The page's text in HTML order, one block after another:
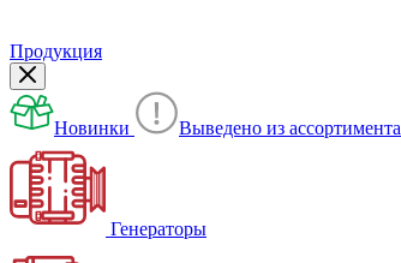
Продукция
Новинки Выведено из ассортимента
Генераторы